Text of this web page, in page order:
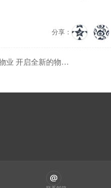
分享：
上一篇：嘉诚新悦物业 开启全新的物业线上支付模式